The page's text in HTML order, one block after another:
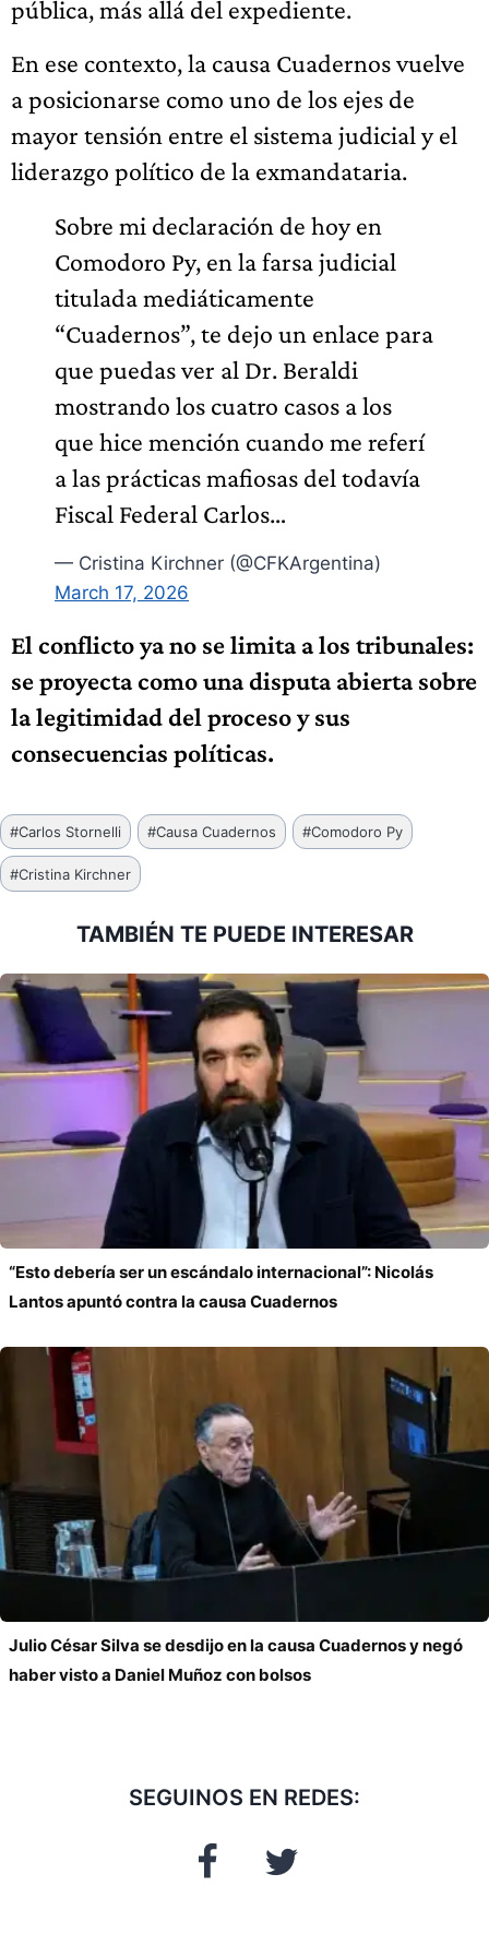
pública, más allá del expediente.
En ese contexto, la causa Cuadernos vuelve
a posicionarse como uno de los ejes de
mayor tensión entre el sistema judicial y el
liderazgo político de la exmandataria.
Sobre mi declaración de hoy en
Comodoro Py, en la farsa judicial
titulada mediáticamente
“Cuadernos”, te dejo un enlace para
que puedas ver al Dr. Beraldi
mostrando los cuatro casos a los
que hice mención cuando me referí
a las prácticas mafiosas del todavía
Fiscal Federal Carlos…
— Cristina Kirchner (@CFKArgentina)
March 17, 2026
El conflicto ya no se limita a los tribunales:
se proyecta como una disputa abierta sobre
la legitimidad del proceso y sus
consecuencias políticas.
Etiquetas
de
la
#Carlos Stornelli #Causa Cuadernos #Comodoro Py
#Cristina Kirchner
TAMBIÉN TE PUEDE INTERESAR
“Esto debería ser un escándalo internacional”: Nicolás
Lantos apuntó contra la causa Cuadernos
Julio César Silva se desdijo en la causa Cuadernos y negó
haber visto a Daniel Muñoz con bolsos
SEGUINOS EN REDES: